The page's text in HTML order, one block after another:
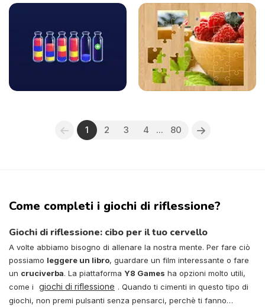
1 2 3 4 ... 80
Come completi i giochi di riflessione?
Giochi di riflessione: cibo per il tuo cervello
A volte abbiamo bisogno di allenare la nostra mente. Per fare ciò
possiamo leggere un libro, guardare un film interessante o fare
un cruciverba. La piattaforma Y8 Games
come i
giochi di riflessione . Quando ti cimenti in questo tipo di
giochi, non premi pulsanti senza pensarci, perchè ti fanno